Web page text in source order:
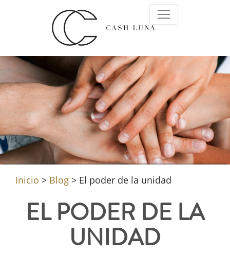
Inicio > Blog > El poder de la unidad
EL PODER DE LA
UNIDAD